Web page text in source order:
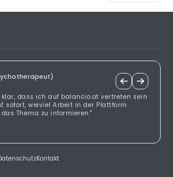
klar, dass ich auf balancio.at vertreten sein
sofort, wieviel Arbeit in der Plattform
Thema zu informieren."
Kontakt